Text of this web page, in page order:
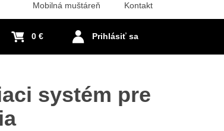
Mobilná muštáreň
Kontakt
Prihlásiť sa
0 €
systém pre